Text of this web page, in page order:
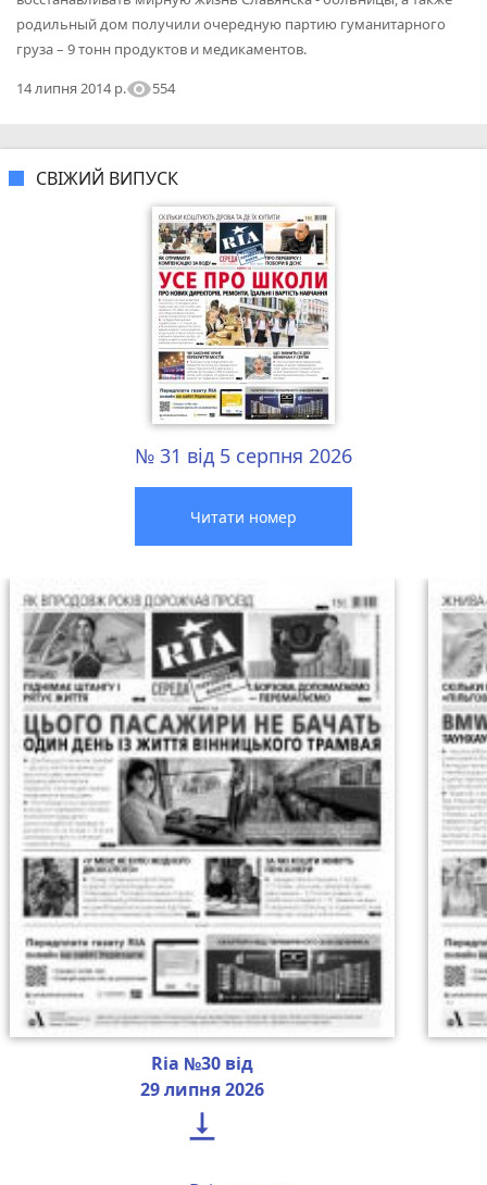
родильный дом получили очередную партию гуманитарного
груза – 9 тонн продуктов и медикаментов.
14 липня 2014 р.visibility554
СВІЖИЙ ВИПУСК
№ 31 від 5 серпня 2026
Читати номер
Ria №30 від
29 липня 2026
